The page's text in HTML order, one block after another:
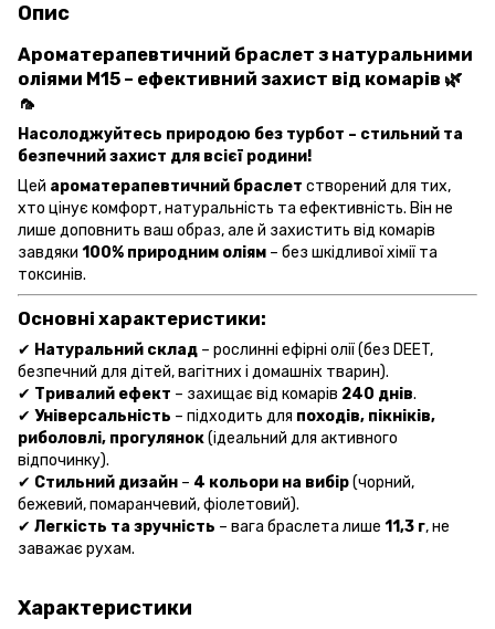
Опис
Ароматерапевтичний браслет з натуральними
оліями M15 – ефективний захист від комарів 🌿
🦟
Насолоджуйтесь природою без турбот – стильний та
безпечний захист для всієї родини!
Цей ароматерапевтичний браслет створений для тих,
хто цінує комфорт, натуральність та ефективність. Він не
лише доповнить ваш образ, але й захистить від комарів
завдяки 100% природним оліям – без шкідливої хімії та
токсинів.
Основні характеристики:
✔ Натуральний склад – рослинні ефірні олії (без DEET,
безпечний для дітей, вагітних і домашніх тварин).
✔ Тривалий ефект – захищає від комарів 240 днів.
✔ Універсальність – підходить для походів, пікніків,
риболовлі, прогулянок(ідеальний для активного
відпочинку).
✔ Стильний дизайн – 4 кольори на вибір(чорний,
бежевий, помаранчевий, фіолетовий).
✔ Легкість та зручність – вага браслета лише 11,3 г, не
заважає рухам.
Характеристики